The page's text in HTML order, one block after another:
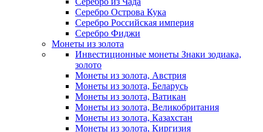
Серебро Острова Кука
Серебро Российская империя
Серебро Фиджи
Монеты из золота
Инвестиционные монеты Знаки зодиака,
золото
Монеты из золота, Австрия
Монеты из золота, Беларусь
Монеты из золота, Ватикан
Монеты из золота, Великобритания
Монеты из золота, Казахстан
Монеты из золота, Киргизия